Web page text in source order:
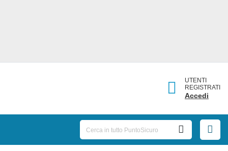
UTENTI
REGISTRATI
Accedi